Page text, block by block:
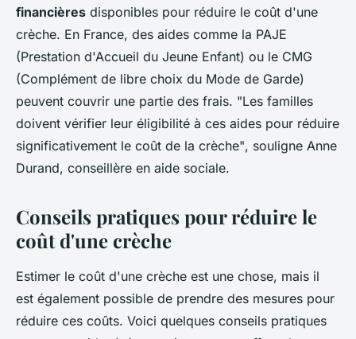
financières disponibles pour réduire le coût d'une
crèche. En France, des aides comme la PAJE
(Prestation d'Accueil du Jeune Enfant) ou le CMG
(Complément de libre choix du Mode de Garde)
peuvent couvrir une partie des frais. "Les familles
doivent vérifier leur éligibilité à ces aides pour réduire
significativement le coût de la crèche", souligne Anne
Durand, conseillère en aide sociale.
Conseils pratiques pour réduire le
coût d'une crèche
Estimer le coût d'une crèche est une chose, mais il
est également possible de prendre des mesures pour
réduire ces coûts. Voici quelques conseils pratiques